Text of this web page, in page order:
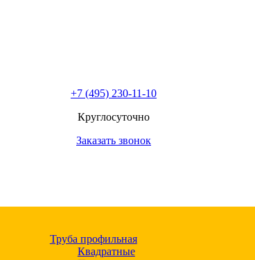
+7 (495) 230-11-10
Круглосуточно
Заказать звонок
Труба профильная
Квадратные